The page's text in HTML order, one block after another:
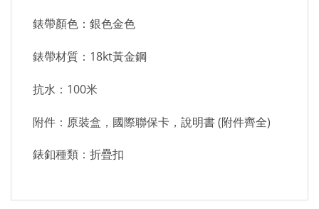
錶帶顏色：銀色金色
錶帶材質：18kt黃金鋼
抗水：100米
附件：原裝盒，國際聯保卡，說明書 (附件齊全)
錶釦種類：折疊扣